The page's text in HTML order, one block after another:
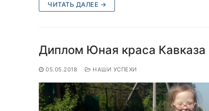
ЧИТАТЬ ДАЛЕЕ →
Диплом Юная краса Кавказа
05.05.2018 НАШИ УСПЕХИ